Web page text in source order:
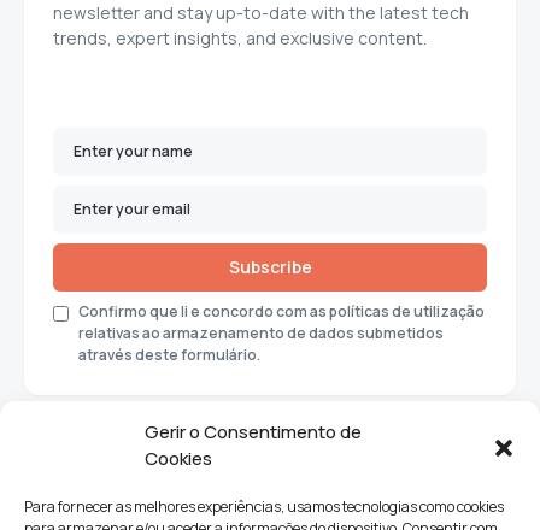
Gerir o Consentimento de
Cookies
Para fornecer as melhores experiências, usamos tecnologias como cookies
newsletter and stay up-to-date with the latest tech
trends, expert insights, and exclusive content.
Subscribe
Confirmo que li e concordo com as políticas de utilização
relativas ao armazenamento de dados submetidos
através deste formulário.